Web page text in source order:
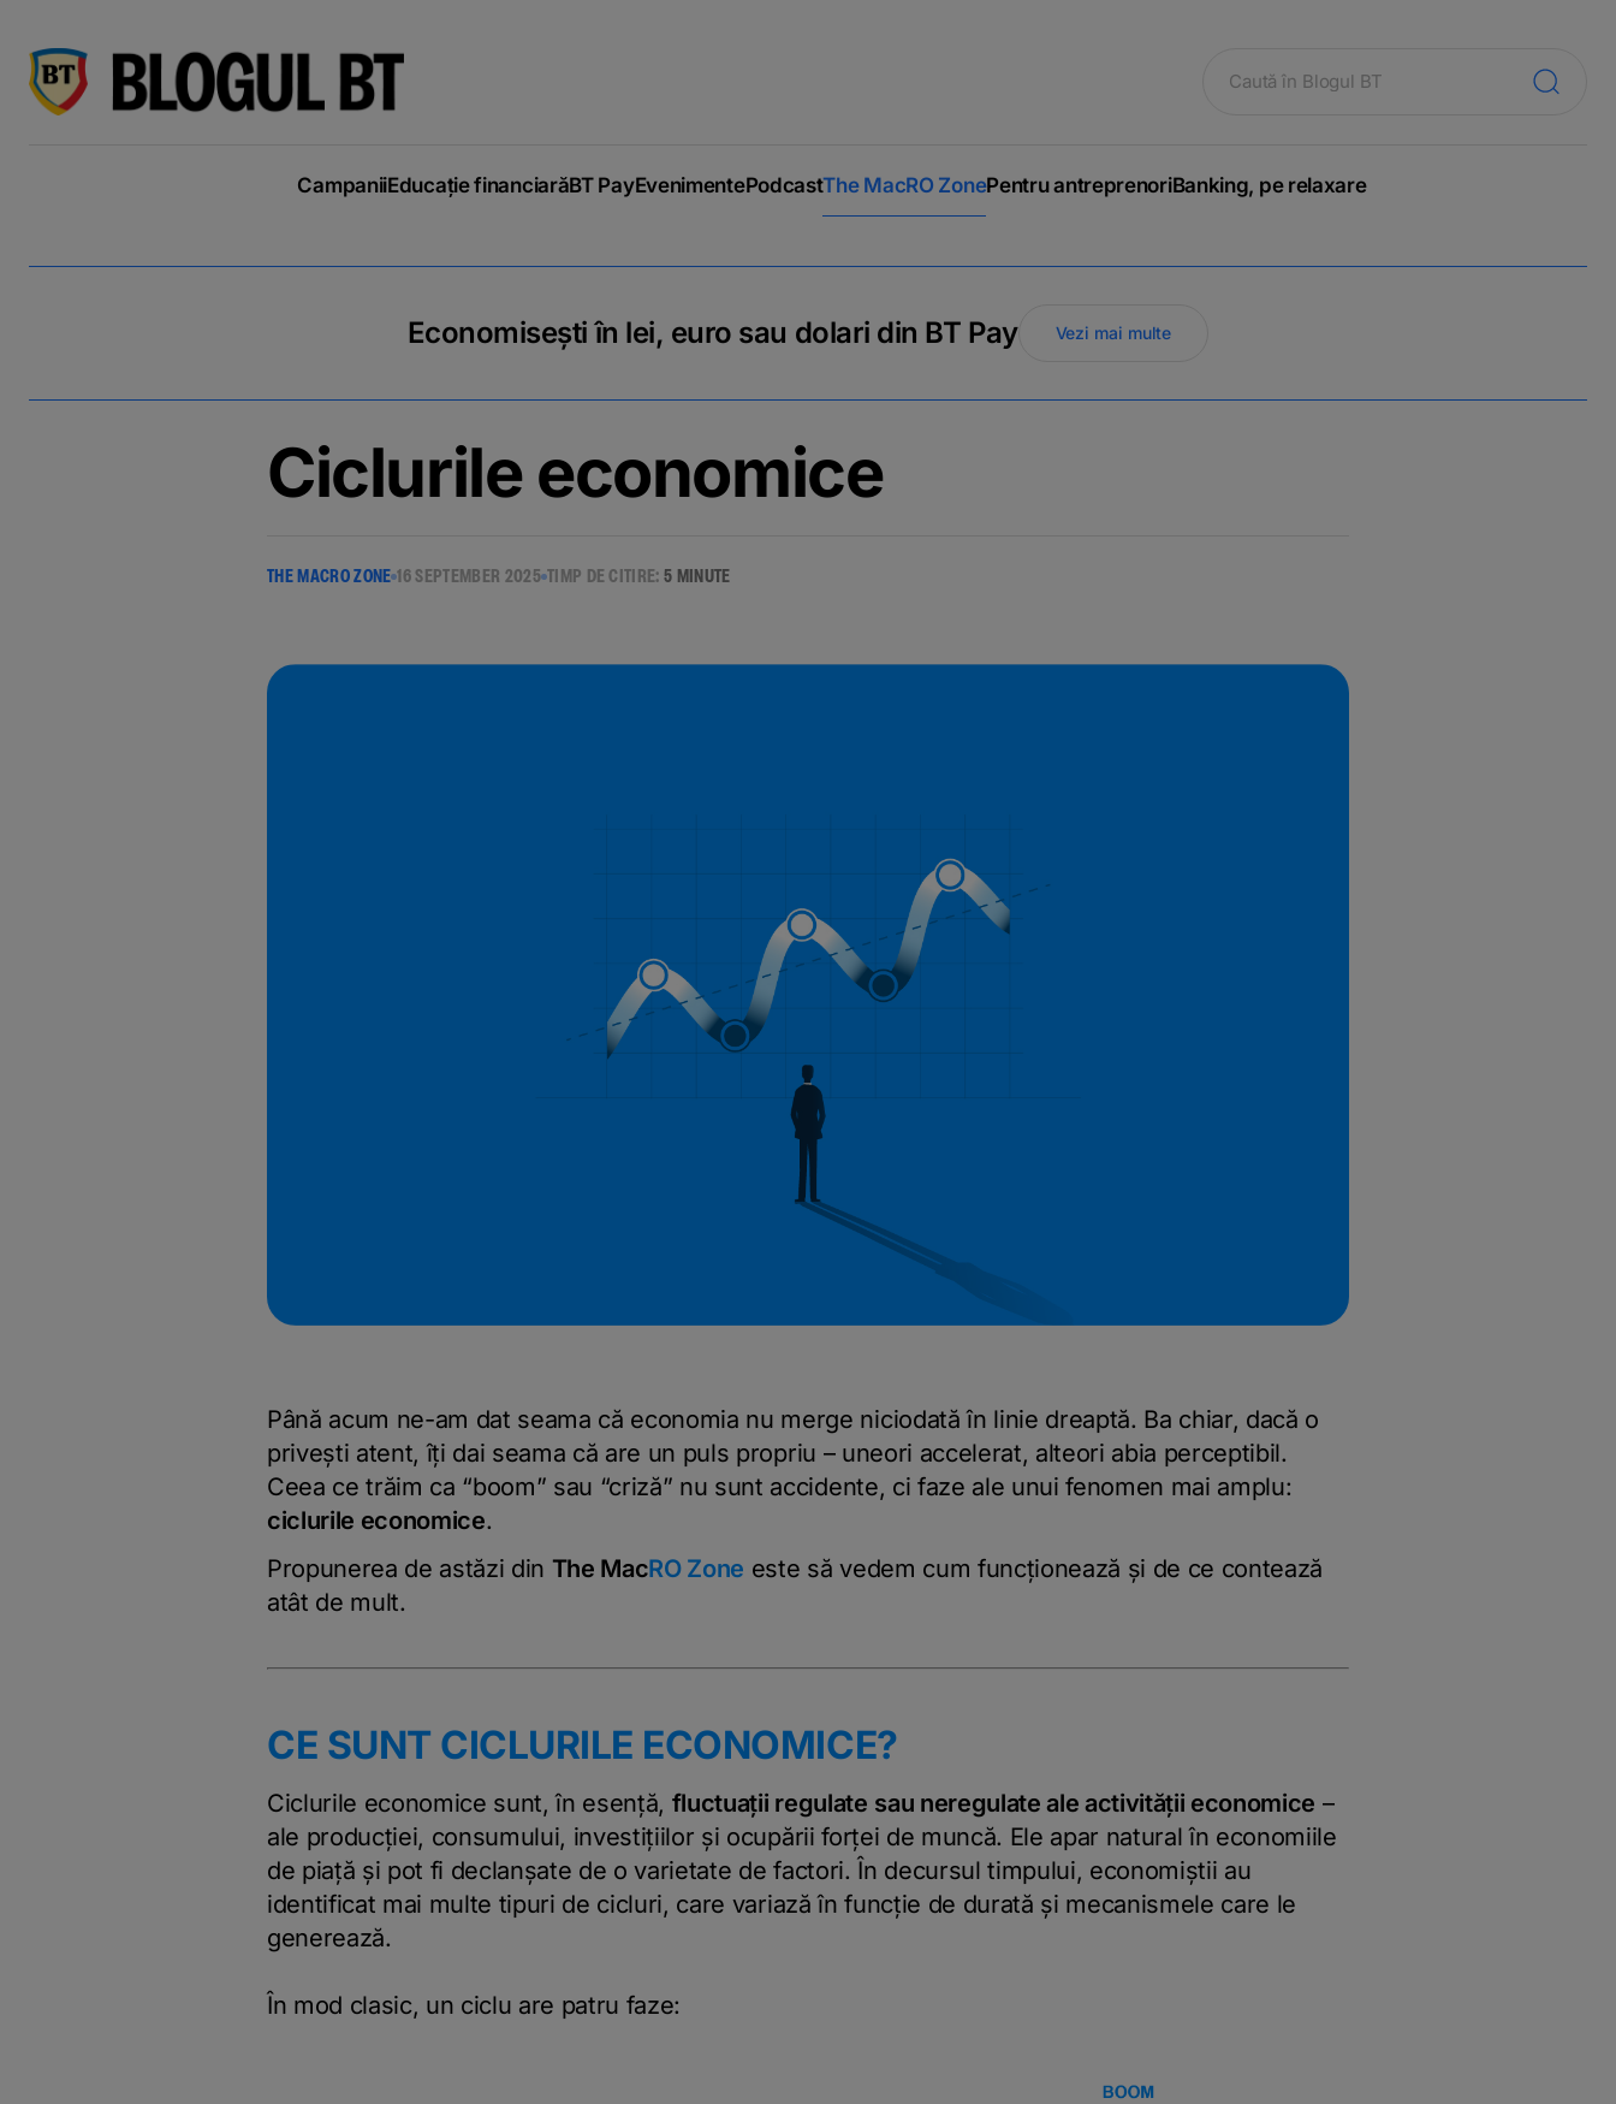
CampaniiEducație financiarăBT PayEvenimentePodcastThe MacRO ZonePentru antreprenoriBanking, pe relaxare
Economisești în lei, euro sau dolari din BT Pay Vezi mai multe
Ciclurile economice
THE MACRO ZONE 16 SEPTEMBER 2025 TIMP DE CITIRE:5 MINUTE
Până acum ne-am dat seama că economia nu merge niciodată în linie dreaptă. Ba chiar, dacă o
privești atent, îți dai seama că are un puls propriu – uneori accelerat, alteori abia perceptibil.
Ceea ce trăim ca “boom” sau “criză” nu sunt accidente, ci faze ale unui fenomen mai amplu:
ciclurile economice.
Propunerea de astăzi din The MacRO Zone este să vedem cum funcționează și de ce contează
atât de mult.
CE SUNT CICLURILE ECONOMICE?
Ciclurile economice sunt, în esență, fluctuații regulate sau neregulate ale activității economice –
ale producției, consumului, investițiilor și ocupării forței de muncă. Ele apar natural în economiile
de piață și pot fi declanșate de o varietate de factori. În decursul timpului, economiștii au
identificat mai multe tipuri de cicluri, care variază în funcție de durată și mecanismele care le
generează.
În mod clasic, un ciclu are patru faze: